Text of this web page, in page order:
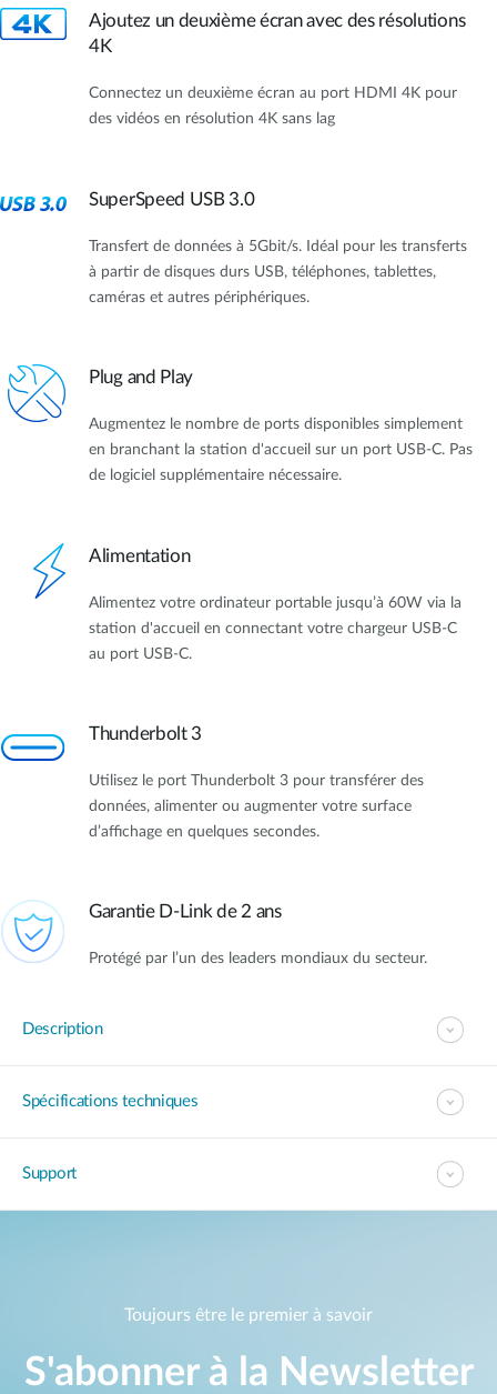
Ajoutez un deuxième écran avec des résolutions
4K
Connectez un deuxième écran au port HDMI 4K pour
des vidéos en résolution 4K sans lag
SuperSpeed USB 3.0
Transfert de données à 5Gbit/s. Idéal pour les transferts
à partir de disques durs USB, téléphones, tablettes,
caméras et autres périphériques.
Plug and Play
Augmentez le nombre de ports disponibles simplement
en branchant la station d'accueil sur un port USB-C. Pas
de logiciel supplémentaire nécessaire.
Alimentation
Alimentez votre ordinateur portable jusqu’à 60W via la
station d'accueil en connectant votre chargeur USB-C
au port USB-C.
Thunderbolt 3
Utilisez le port Thunderbolt 3 pour transférer des
données, alimenter ou augmenter votre surface
d’affichage en quelques secondes.
Garantie D-Link de 2 ans
Protégé par l’un des leaders mondiaux du secteur.
Description
Spécifications techniques
Support
Toujours être le premier à savoir
S'abonner à la Newsletter